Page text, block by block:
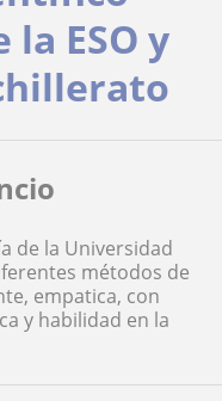
ESO y
de la Universidad
métodos de
empatica, con
y habilidad en la